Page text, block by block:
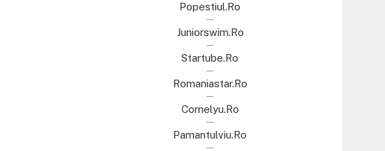
Popestiul.ro
Juniorswim.ro
Startube.ro
Romaniastar.ro
Cornelyu.ro
Pamantulviu.ro